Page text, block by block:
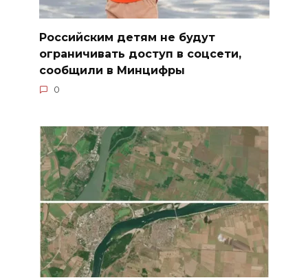
Российским детям не будут
ограничивать доступ в соцсети,
сообщили в Минцифры
0